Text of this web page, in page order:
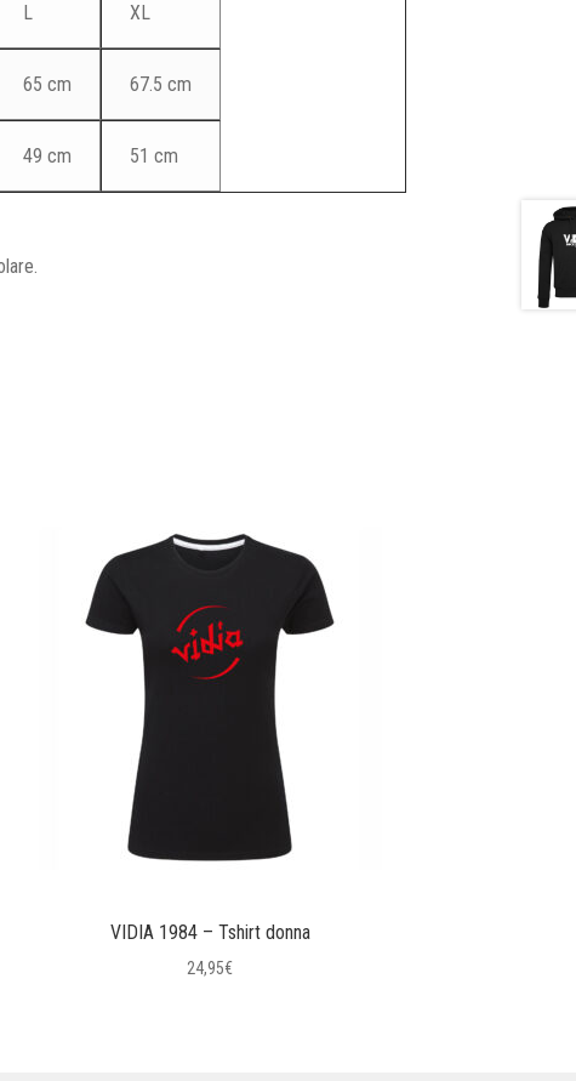
L XL
65 cm 67.5 cm
49 cm 51 cm
VIDIA 1984 – Tshirt donna
24,95€